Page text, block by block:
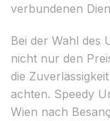
verbundenen
Bei der Wahl des
nicht nur den
die
achten. Speedy
Wien nach